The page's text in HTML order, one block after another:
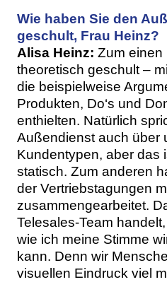
Wie haben Sie den
geschult, Frau Heinz?
Alisa Heinz: Zum einen
theoretisch geschult –
die beispielweise
Produkten, Do‘s und
enthielten. Natürlich
Außendienst auch über
Kundentypen, aber das
statisch. Zum anderen
der Vertriebstagungen
zusammengearbeitet.
Telesales-Team
wie ich meine Stimme
kann. Denn wir
visuellen Eindruck viel